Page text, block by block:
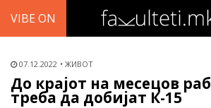
VIBE ON
07.12.2022 ЖИВОТ
До крајот на месецов
треба да добијат К-15